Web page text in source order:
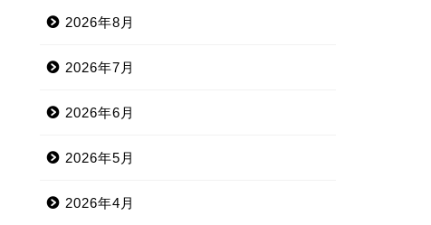
2026年8月
2026年7月
2026年6月
2026年5月
2026年4月